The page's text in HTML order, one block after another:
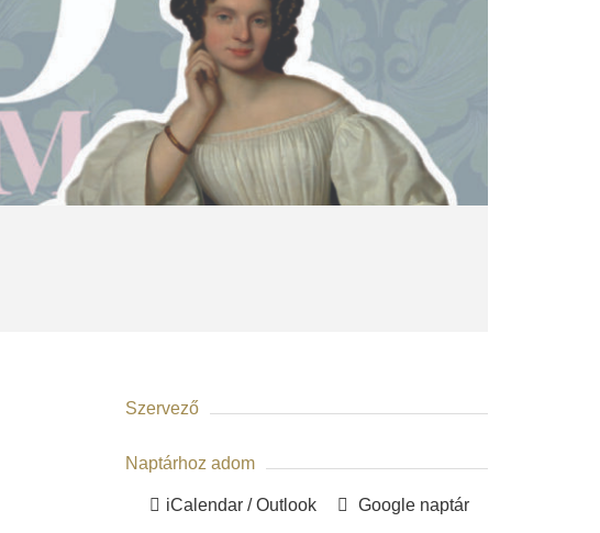
Szervező
Naptárhoz adom
iCalendar / Outlook Google naptár